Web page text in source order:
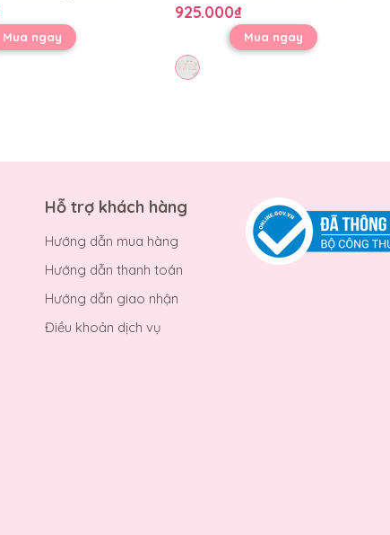
Mua ngay
925.000₫
Mua ngay
Hỗ trợ khách hàng
Hướng dẫn mua hàng
Hướng dẫn thanh toán
Hướng dẫn giao nhận
Điều khoản dịch vụ